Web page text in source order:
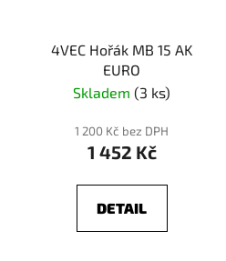
4VEC Hořák MB 15 AK
EURO
Skladem (3 ks)
1 200 Kč bez DPH
1 452 Kč
DETAIL